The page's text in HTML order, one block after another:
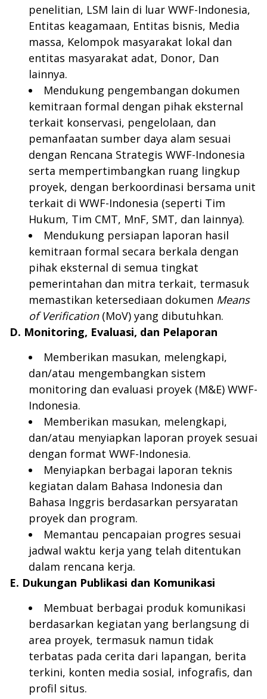
penelitian, LSM lain di luar WWF-Indonesia,
Entitas keagamaan, Entitas bisnis, Media
massa, Kelompok masyarakat lokal dan
entitas masyarakat adat, Donor, Dan
lainnya.
Mendukung pengembangan dokumen
kemitraan formal dengan pihak eksternal
terkait konservasi, pengelolaan, dan
pemanfaatan sumber daya alam sesuai
dengan Rencana Strategis WWF-Indonesia
serta mempertimbangkan ruang lingkup
proyek, dengan berkoordinasi bersama unit
terkait di WWF-Indonesia (seperti Tim
Hukum, Tim CMT, MnF, SMT, dan lainnya).
Mendukung persiapan laporan hasil
kemitraan formal secara berkala dengan
pihak eksternal di semua tingkat
pemerintahan dan mitra terkait, termasuk
memastikan ketersediaan dokumen Means
of Verification(MoV) yang dibutuhkan.
D. Monitoring, Evaluasi, dan Pelaporan
Memberikan masukan, melengkapi,
dan/atau mengembangkan sistem
monitoring dan evaluasi proyek (M&E) WWF-
Indonesia.
Memberikan masukan, melengkapi,
dan/atau menyiapkan laporan proyek sesuai
dengan format WWF-Indonesia.
Menyiapkan berbagai laporan teknis
kegiatan dalam Bahasa Indonesia dan
Bahasa Inggris berdasarkan persyaratan
proyek dan program.
Memantau pencapaian progres sesuai
jadwal waktu kerja yang telah ditentukan
dalam rencana kerja.
E. Dukungan Publikasi dan Komunikasi
Membuat berbagai produk komunikasi
berdasarkan kegiatan yang berlangsung di
area proyek, termasuk namun tidak
terbatas pada cerita dari lapangan, berita
terkini, konten media sosial, infografis, dan
profil situs.